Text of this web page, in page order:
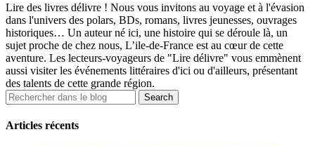
Lire des livres délivre ! Nous vous invitons au voyage et à l'évasion
dans l'univers des polars, BDs, romans, livres jeunesses, ouvrages
historiques… Un auteur né ici, une histoire qui se déroule là, un
sujet proche de chez nous, L’ile-de-France est au cœur de cette
aventure. Les lecteurs-voyageurs de "Lire délivre" vous emmènent
aussi visiter les événements littéraires d'ici ou d'ailleurs, présentant
des talents de cette grande région.
Articles récents